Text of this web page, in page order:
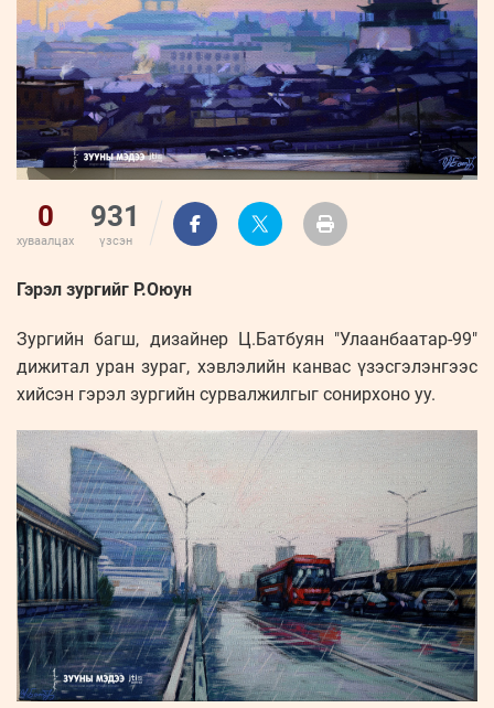
Бүртгүүлэх
Нэвтрэх
Бизнес
хөгжил
Leaderships
forum
ФОТО
УРЛАГ
ҮНДЭСНИЙ
МЭДЭЭЛЛИЙН
ТӨВ
ВИДЕО
ZUUNII
MEDEE
WEEKLY
0
хуваалцах
931
үзсэн
Гэрэл зургийг Р.Оюун
Зургийн багш, дизайнер Ц.Батбуян "Улаанбаатар-99"
дижитал уран зураг, хэвлэлийн канвас үзэсгэлэнгээс
хийсэн гэрэл зургийн сурвалжилгыг сонирхоно уу.